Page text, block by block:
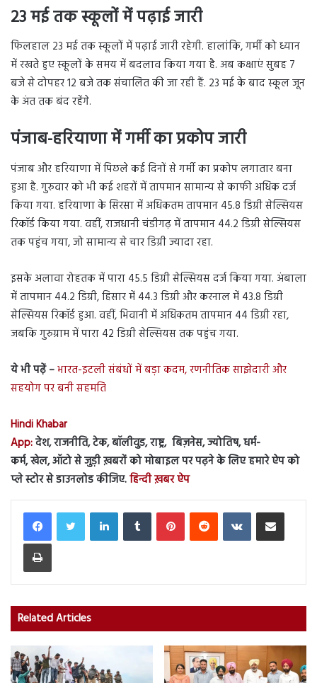
23 मई तक स्कूलों में पढ़ाई जारी
फिलहाल 23 मई तक स्कूलों में पढ़ाई जारी रहेगी. हालांकि, गर्मी को ध्यान
में रखते हुए स्कूलों के समय में बदलाव किया गया है. अब कक्षाएं सुबह 7
बजे से दोपहर 12 बजे तक संचालित की जा रही हैं. 23 मई के बाद स्कूल जून
के अंत तक बंद रहेंगे.
पंजाब-हरियाणा में गर्मी का प्रकोप जारी
पंजाब और हरियाणा में पिछले कई दिनों से गर्मी का प्रकोप लगातार बना
हुआ है. गुरुवार को भी कई शहरों में तापमान सामान्य से काफी अधिक दर्ज
किया गया. हरियाणा के सिरसा में अधिकतम तापमान 45.8 डिग्री सेल्सियस
रिकॉर्ड किया गया. वहीं, राजधानी चंडीगढ़ में तापमान 44.2 डिग्री सेल्सियस
तक पहुंच गया, जो सामान्य से चार डिग्री ज्यादा रहा.
इसके अलावा रोहतक में पारा 45.5 डिग्री सेल्सियस दर्ज किया गया. अंबाला
में तापमान 44.2 डिग्री, हिसार में 44.3 डिग्री और करनाल में 43.8 डिग्री
सेल्सियस रिकॉर्ड हुआ. वहीं, भिवानी में अधिकतम तापमान 44 डिग्री रहा,
जबकि गुरुग्राम में पारा 42 डिग्री सेल्सियस तक पहुंच गया.
ये भी पढ़ें –भारत-इटली संबंधों में बड़ा कदम, रणनीतिक साझेदारी और
सहयोग पर बनी सहमति
Hindi Khabar
App:देश, राजनीति, टेक, बॉलीवुड, राष्ट्र, बिज़नेस, ज्योतिष, धर्म-
कर्म, खेल, ऑटो से जुड़ी ख़बरों को मोबाइल पर पढ़ने के लिए हमारे ऐप को
प्ले स्टोर से डाउनलोड कीजिए.हिन्दी ख़बर ऐप
LinkedInTumblr PinterestReddit VKontakteShare via Email
Print
Related Articles